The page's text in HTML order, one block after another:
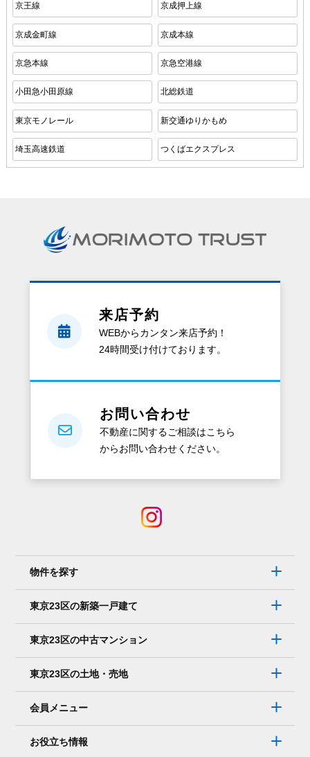
京王線 京成押上線
京成金町線 京成本線
京急本線 京急空港線
小田急小田原線 北総鉄道
東京モノレール 新交通ゆりかもめ
埼玉高速鉄道 つくばエクスプレス
来店予約
WEBからカンタン来店予約！
24時間受け付けております。
お問い合わせ
不動産に関するご相談はこちら
からお問い合わせください。
物件を探す
東京23区の新築一戸建て
東京23区の中古マンション
東京23区の土地・売地
会員メニュー
お役立ち情報